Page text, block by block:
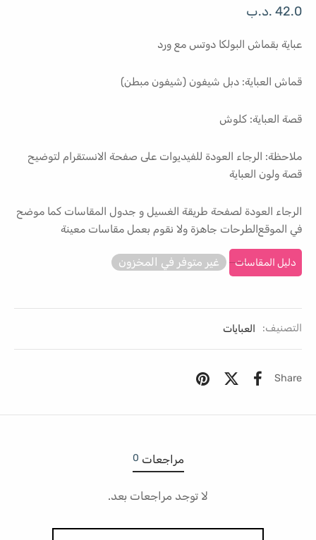
42.0 .د.ب
عباية بقماش البولكا دوتس مع ورد
قماش العباية: دبل شيفون (شيفون مبطن)
قصة العباية: كلوش
ملاحظة: الرجاء العودة للفيديوات على صفحة الانستقرام لتوضيح
قصة ولون العباية
الرجاء العودة لصفحة طريقة الغسيل و جدول المقاسات كما موضح
في الموقع الطرحات جاهزة ولا نقوم بعمل مقاسات معينة
دليل المقاسات غير متوفر في المخزون
التصنيف: العبايات
Share
مراجعات 0
لا توجد مراجعات بعد.